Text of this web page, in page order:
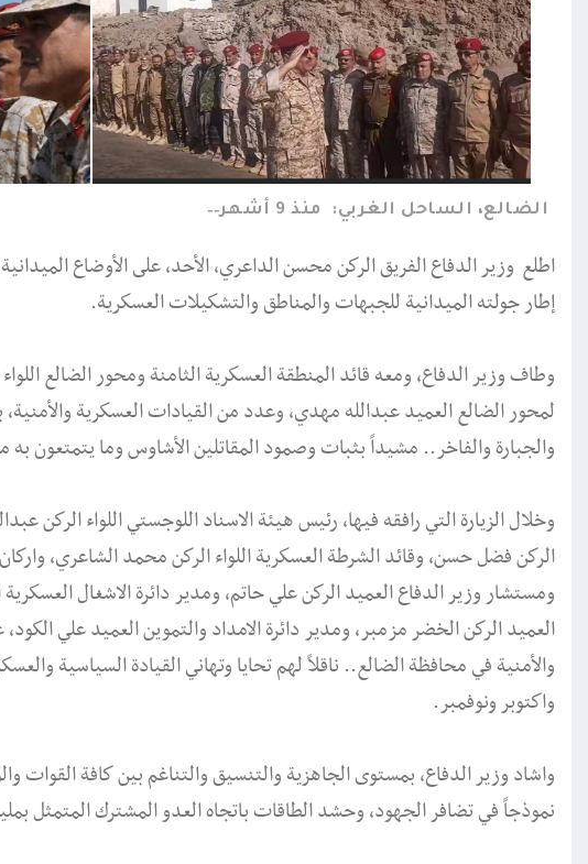
الضالع، الساحل الغربي: منذ 9 أشهر
اطلع وزير الدفاع الفريق الركن محسن الداعري، الأحد، على الأوضاع
إطار جولته الميدانية للجبهات والمناطق والتشكيلات العسكرية.
وطاف وزير الدفاع، ومعه قائد المنطقة العسكرية الثامنة ومحور الضالع
لمحور الضالع العميد عبدالله مهدي، وعدد من القيادات العسكرية
والجبارة والفاخر.. مشيداً بثبات وصمود المقاتلين الأشاوس وما يتمتعون به
وخلال الزيارة التي رافقه فيها، رئيس هيئة الاسناد اللوجستي اللواء الركن
الركن فضل حسن، وقائد الشرطة العسكرية اللواء الركن محمد الشاعري،
ومستشار وزير الدفاع العميد الركن علي حاتم، ومدير دائرة الاشغال
العميد الركن الخضر مزمبر، ومدير دائرة الامداد والتموين العميد علي
والأمنية في محافظة الضالع.. ناقلاً لهم تحايا وتهاني القيادة السياسية
واكتوبر ونوفمبر.
واشاد وزير الدفاع، بمستوى الجاهزية والتنسيق والتناغم بين كافة القوات
نموذجاً في تضافر الجهود، وحشد الطاقات باتجاه العدو المشترك المتمثل